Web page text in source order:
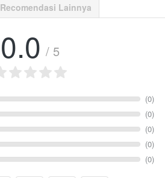
Recomendasi Lainnya
0.0 / 5
(0)
(0)
(0)
(0)
(0)